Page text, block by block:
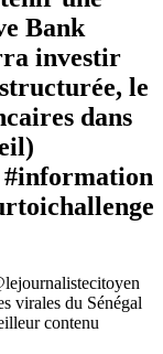
Bank
investir
le
dans
virales du Sénégal
contenu